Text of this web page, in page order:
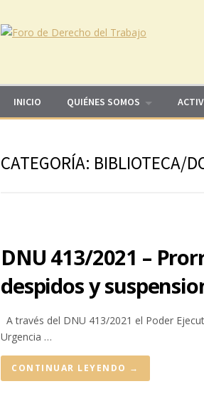
INICIO QUIÉNES SOMOS
CATEGORÍA: BIBLIOTECA/
DNU 413/2021 –
despidos y
A través del DNU 413/2021 el Poder
Urgencia …
CONTINUAR LEYENDO →